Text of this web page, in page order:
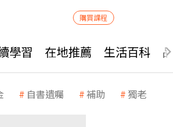
購買課程
學習 在地推薦 生活百科
自書遺囑 補助 獨老